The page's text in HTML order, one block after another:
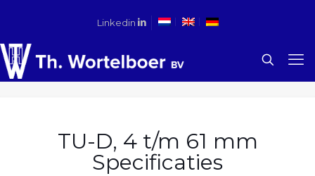
Linkedin
TU-D, 4 t/m 61 mm
Specificaties